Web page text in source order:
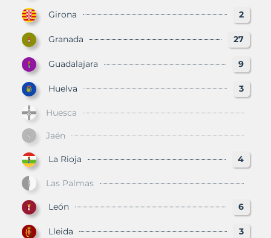
Girona 2
Granada 27
Guadalajara 9
Huelva 3
Huesca
Jaén
La Rioja 4
Las Palmas
León 6
Lleida 3